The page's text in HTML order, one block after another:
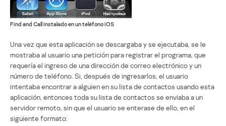
Find and Call instalado en un teléfono iOS
Una vez que esta aplicación se descargaba y se ejecutaba, se le
mostraba al usuario una petición para registrar el programa, que
requería el ingreso de una dirección de correo electrónico y un
número de teléfono. Si, después de ingresarlos, el usuario
intentaba encontrar a alguien en su lista de contactos usando esta
aplicación, entonces toda su lista de contactos se enviaba a un
servidor remoto, sin que el usuario se enterase de ello, en el
siguiente formato: